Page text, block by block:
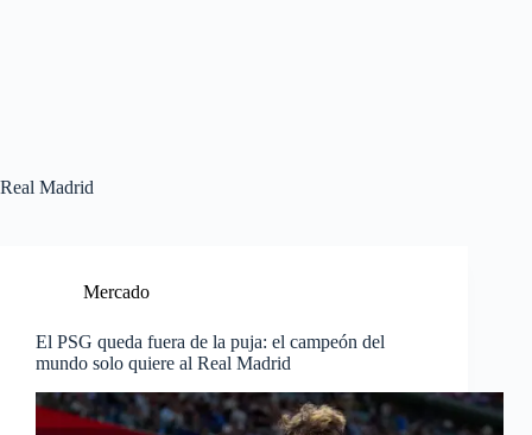
Real Madrid
Mercado
El PSG queda fuera de la puja: el campeón del
mundo solo quiere al Real Madrid